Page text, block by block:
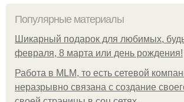
Популярные материалы
Шикарный подарок для любимых,
февраля, 8 марта или день рождения!
Работа в MLM, то есть сетевой
неразрывно связана с создание